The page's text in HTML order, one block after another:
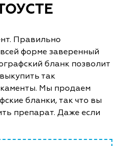
Правильно
форме заверенный
бланк позволит
так
Мы продаем
бланки, так что вы
препарат. Даже если